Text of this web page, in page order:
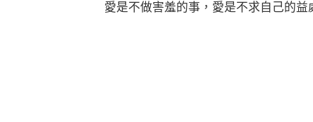
愛是不做害羞的事，愛是不求自己的益